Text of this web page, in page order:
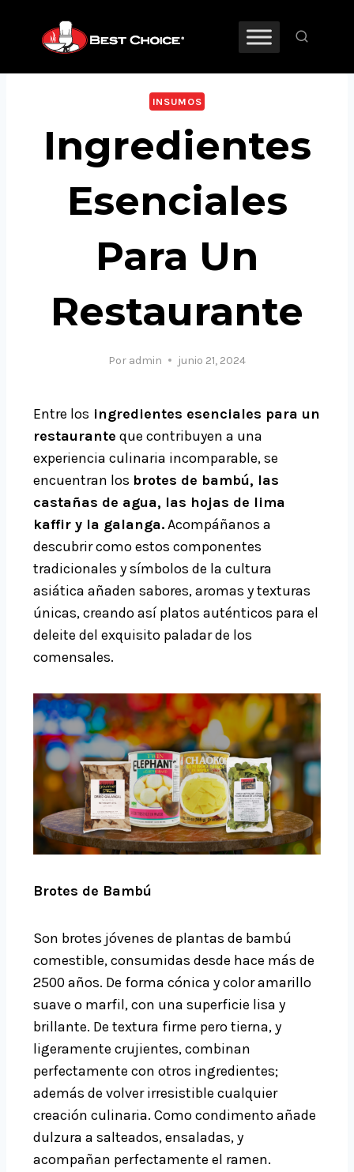
INSUMOS
Ingredientes
Esenciales
Para Un
Restaurante
Por admin junio 21, 2024
Entre los ingredientes esenciales para un
restaurante que contribuyen a una
experiencia culinaria incomparable, se
encuentran los brotes de bambú, las
castañas de agua, las hojas de lima
kaffir y la galanga.Acompáñanos a
descubrir como estos componentes
tradicionales y símbolos de la cultura
asiática añaden sabores, aromas y texturas
únicas, creando así platos auténticos para el
deleite del exquisito paladar de los
comensales.
Brotes de Bambú
Son brotes jóvenes de plantas de bambú
comestible, consumidas desde hace más de
2500 años. De forma cónica y color amarillo
suave o marfil, con una superficie lisa y
brillante. De textura firme pero tierna, y
ligeramente crujientes, combinan
perfectamente con otros ingredientes;
además de volver irresistible cualquier
creación culinaria. Como condimento añade
dulzura a salteados, ensaladas, y
acompañan perfectamente el ramen.